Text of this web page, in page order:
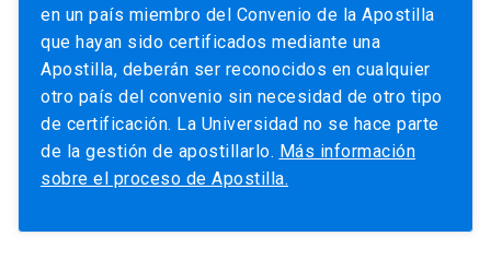
en un país miembro del Convenio de la Apostilla
que hayan sido certificados mediante una
Apostilla, deberán ser reconocidos en cualquier
otro país del convenio sin necesidad de otro tipo
de certificación. La Universidad no se hace parte
de la gestión de apostillarlo. Más información
sobre el proceso de Apostilla.